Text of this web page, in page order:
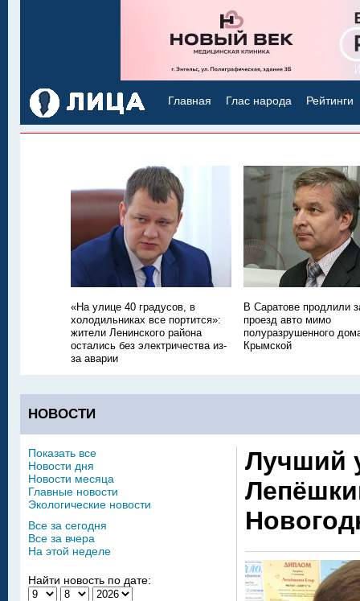
Главная Глас народа Рейтинги
«На улице 40 градусов, в
холодильниках все портится»:
жители Ленинского района
остались без электричества из-
за аварии
В Саратове продлили
проезд авто мимо
полуразрушенного
Крымской
НОВОСТИ
Лучший
Показать все
Новости дня
Новости месяца
Главные новости
Экологические новости
Все за сегодня
Все за вчера
На этой неделе
Найти новость по дате: